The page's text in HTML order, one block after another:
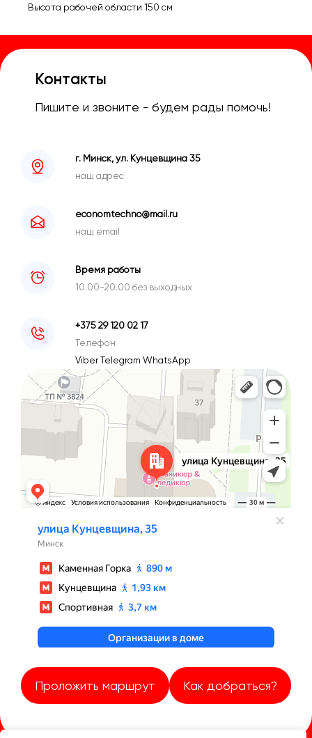
Высота рабочей области 150 см
Контакты
Пишите и звоните - будем рады помочь!
г. Минск, ул. Кунцевщина 35
наш адрес
economtechno@mail.ru
наш email
Время работы
10.00-20.00 без выходных
+375 29 120 02 17
Телефон
ViberTelegram WhatsApp
Минск
Улица Кунцевщина, 35 — Яндекс Карты
Проложить маршрут Как добраться?